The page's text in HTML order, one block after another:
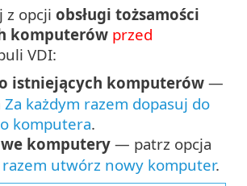
z opcji obsługi tożsamości
komputerów przed
VDI:
istniejących komputerów —
Za każdym razem dopasuj do
komputera.
komputery — patrz opcja
razem utwórz nowy komputer.